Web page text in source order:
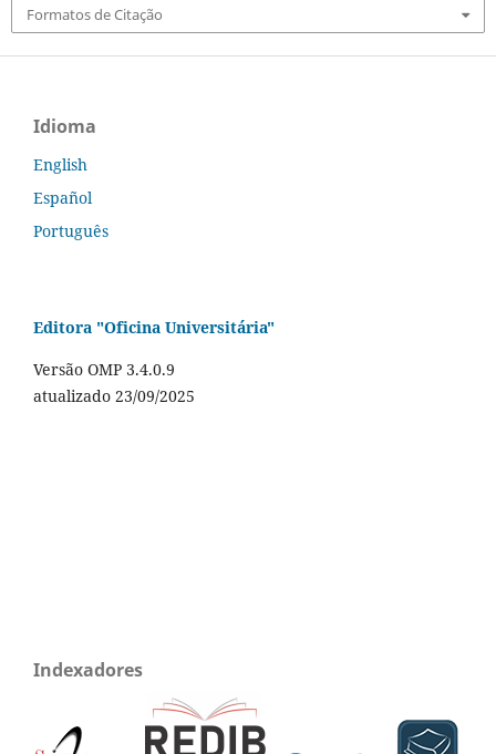
Formatos de Citação
Idioma
English
Español
Português
Editora "Oficina Universitária"
Versão OMP 3.4.0.9
atualizado 23/09/2025
Indexadores